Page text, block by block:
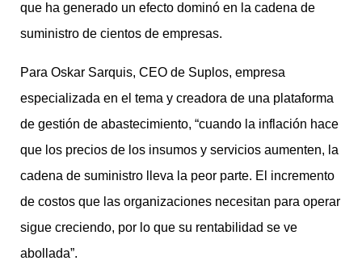
que ha generado un efecto dominó en la cadena de
suministro de cientos de empresas.
Para Oskar Sarquis, CEO de Suplos, empresa
especializada en el tema y creadora de una plataforma
de gestión de abastecimiento, “cuando la inflación hace
que los precios de los insumos y servicios aumenten, la
cadena de suministro lleva la peor parte. El incremento
de costos que las organizaciones necesitan para operar
sigue creciendo, por lo que su rentabilidad se ve
abollada”.